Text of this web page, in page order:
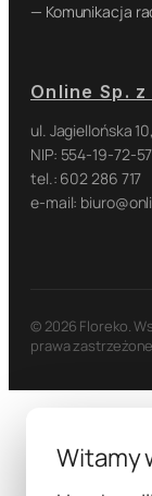
— Komunikacja
Online Sp. z
ul. Jagiellońska
NIP: 554-19-72-
tel.: 602 286 717
e-mail:
© 2026 Floreko.
prawa
Witamy